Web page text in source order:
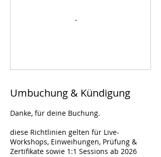
Umbuchung & Kündigung
Danke, für deine Buchung.
diese Richtlinien gelten für Live-
Workshops, Einweihungen, Prüfung &
Zertifikate sowie 1:1 Sessions ab 2026